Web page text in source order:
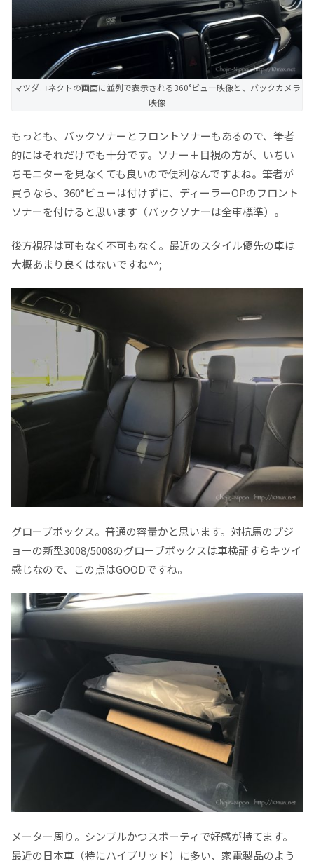
マツダコネクトの画面に並列で表示される360°ビュー映像と、バックカメラ
映像
もっとも、バックソナーとフロントソナーもあるので、筆者
的にはそれだけでも十分です。ソナー＋目視の方が、いちい
ちモニターを見なくても良いので便利なんですよね。筆者が
買うなら、360°ビューは付けずに、ディーラーOPのフロント
ソナーを付けると思います（バックソナーは全車標準）。
後方視界は可もなく不可もなく。最近のスタイル優先の車は
大概あまり良くはないですね^^;
グローブボックス。普通の容量かと思います。対抗馬のプジ
ョーの新型3008/5008のグローブボックスは車検証すらキツイ
感じなので、この点はGOODですね。
メーター周り。シンプルかつスポーティで好感が持てます。
最近の日本車（特にハイブリッド）に多い、家電製品のよう